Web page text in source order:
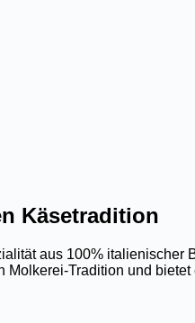
Käsetradition
aus 100% italienischer
Tradition und